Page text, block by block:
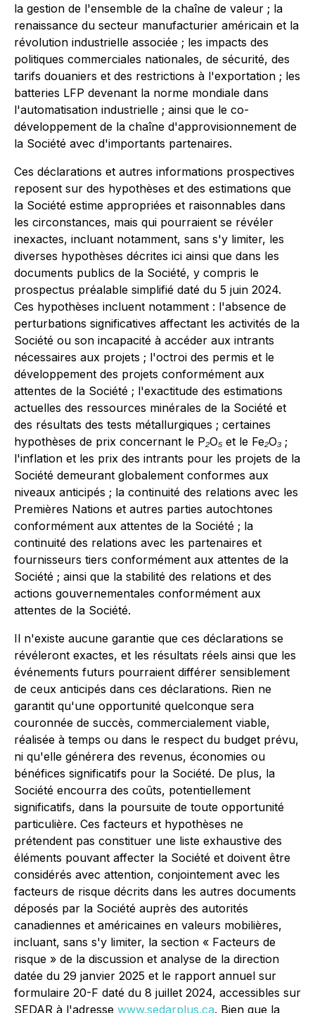
la gestion de l'ensemble de la chaîne de valeur ; la
renaissance du secteur manufacturier américain et la
révolution industrielle associée ; les impacts des
politiques commerciales nationales, de sécurité, des
tarifs douaniers et des restrictions à l'exportation ; les
batteries LFP devenant la norme mondiale dans
l'automatisation industrielle ; ainsi que le co-
développement de la chaîne d'approvisionnement de
la Société avec d'importants partenaires.
Ces déclarations et autres informations prospectives
reposent sur des hypothèses et des estimations que
la Société estime appropriées et raisonnables dans
les circonstances, mais qui pourraient se révéler
inexactes, incluant notamment, sans s'y limiter, les
diverses hypothèses décrites ici ainsi que dans les
documents publics de la Société, y compris le
prospectus préalable simplifié daté du 5 juin 2024.
Ces hypothèses incluent notamment : l'absence de
perturbations significatives affectant les activités de la
Société ou son incapacité à accéder aux intrants
nécessaires aux projets ; l'octroi des permis et le
développement des projets conformément aux
attentes de la Société ; l'exactitude des estimations
actuelles des ressources minérales de la Société et
des résultats des tests métallurgiques ; certaines
hypothèses de prix concernant le P₂O₅ et le Fe₂O₃ ;
l'inflation et les prix des intrants pour les projets de la
Société demeurant globalement conformes aux
niveaux anticipés ; la continuité des relations avec les
Premières Nations et autres parties autochtones
conformément aux attentes de la Société ; la
continuité des relations avec les partenaires et
fournisseurs tiers conformément aux attentes de la
Société ; ainsi que la stabilité des relations et des
actions gouvernementales conformément aux
attentes de la Société.
Il n'existe aucune garantie que ces déclarations se
révéleront exactes, et les résultats réels ainsi que les
événements futurs pourraient différer sensiblement
de ceux anticipés dans ces déclarations. Rien ne
garantit qu'une opportunité quelconque sera
couronnée de succès, commercialement viable,
réalisée à temps ou dans le respect du budget prévu,
ni qu'elle générera des revenus, économies ou
bénéfices significatifs pour la Société. De plus, la
Société encourra des coûts, potentiellement
significatifs, dans la poursuite de toute opportunité
particulière. Ces facteurs et hypothèses ne
prétendent pas constituer une liste exhaustive des
éléments pouvant affecter la Société et doivent être
considérés avec attention, conjointement avec les
facteurs de risque décrits dans les autres documents
déposés par la Société auprès des autorités
canadiennes et américaines en valeurs mobilières,
incluant, sans s'y limiter, la section « Facteurs de
risque » de la discussion et analyse de la direction
datée du 29 janvier 2025 et le rapport annuel sur
formulaire 20-F daté du 8 juillet 2024, accessibles sur
SEDAR à l'adresse www.sedarplus.ca. Bien que la